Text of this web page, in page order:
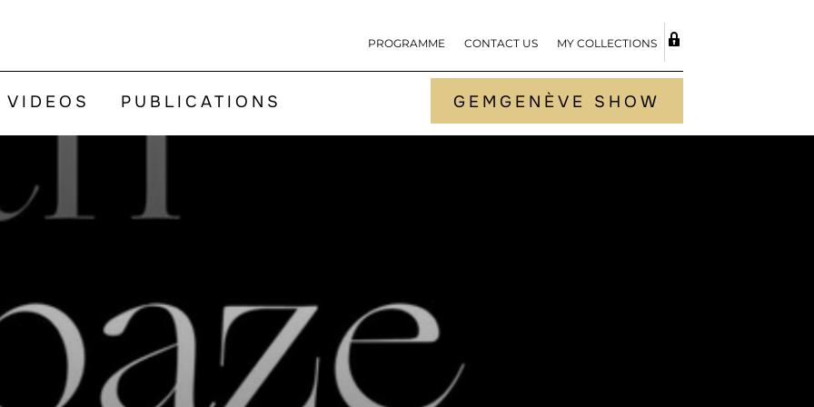
PROGRAMME CONTACT US MY COLLECTIONS
VIDEOS PUBLICATIONS GEMGENÈVE SHOW